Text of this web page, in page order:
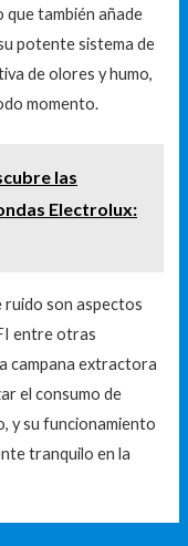
que también añade
potente sistema de
de olores y humo,
momento.
las
Electrolux:
ruido son aspectos
entre otras
campana extractora
el consumo de
y su funcionamiento
tranquilo en la